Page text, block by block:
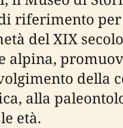
riferimento
del XIX
alpina,
della
alla
età.